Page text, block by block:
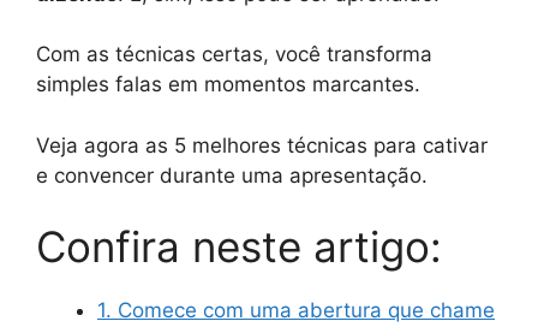
Com as técnicas certas, você transforma
simples falas em momentos marcantes.
Veja agora as 5 melhores técnicas para cativar
e convencer durante uma apresentação.
Confira neste artigo:
1. Comece com uma abertura que chame